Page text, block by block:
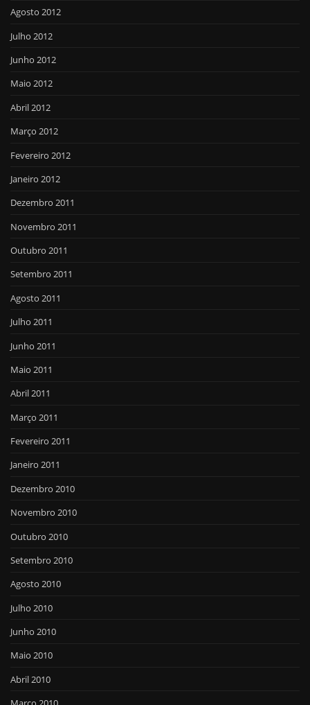
Agosto 2012
Julho 2012
Junho 2012
Maio 2012
Abril 2012
Março 2012
Fevereiro 2012
Janeiro 2012
Dezembro 2011
Novembro 2011
Outubro 2011
Setembro 2011
Agosto 2011
Julho 2011
Junho 2011
Maio 2011
Abril 2011
Março 2011
Fevereiro 2011
Janeiro 2011
Dezembro 2010
Novembro 2010
Outubro 2010
Setembro 2010
Agosto 2010
Julho 2010
Junho 2010
Maio 2010
Abril 2010